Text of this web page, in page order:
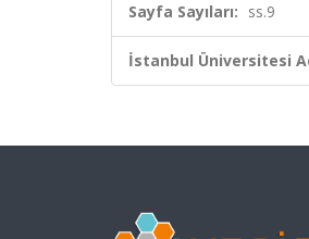
Sayfa Sayıları: ss.9
İstanbul Üniversitesi